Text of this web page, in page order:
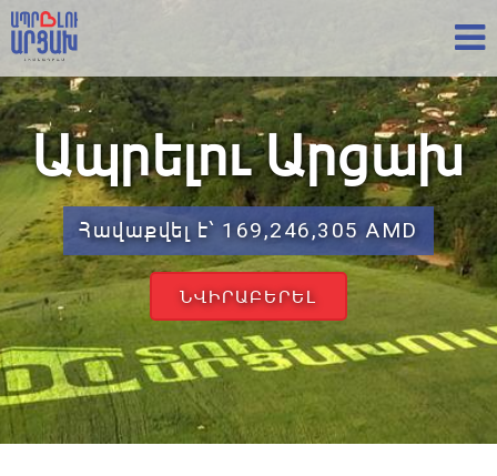
Ապրելու Արցախ
Հավաքվել է՝ 169,246,305 AMD
ՆՎԻՐԱԲԵՐԵԼ